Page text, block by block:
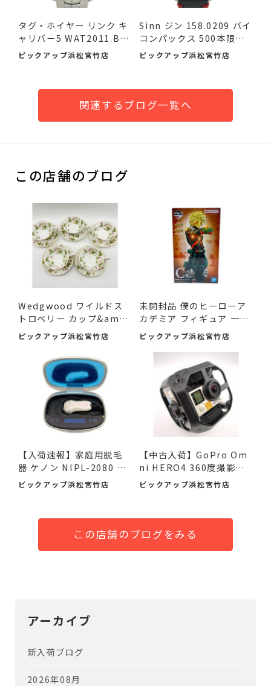
タグ・ホイヤー リンク キ
ャリバー5 WAT2011.BA
095...
ピックアップ浜松宮竹店
Sinn ジン 158.0209 バイ
コンパックス 500本限定
品...
ピックアップ浜松宮竹店
関連するブログ一覧へ
この店舗のブログ
Wedgwood ワイルドス
トロベリー カップ&amp;
am...
ピックアップ浜松宮竹店
未開封品 僕のヒーローア
カデミア フィギュア 一
番...
ピックアップ浜松宮竹店
【入荷速報】家庭用脱毛
器 ケノン NIPL-2080 V8.
0 ...
ピックアップ浜松宮竹店
【中古入荷】GoPro Om
ni HERO4 360度撮影カ
メラで...
ピックアップ浜松宮竹店
この店舗のブログをみる
アーカイブ
新入荷ブログ
2026年08月